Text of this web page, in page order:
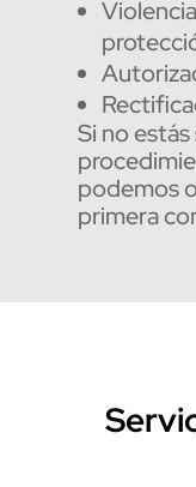
Si no
podemos
primera